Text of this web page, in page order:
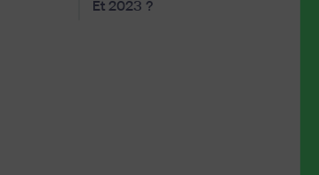
Et 2023 ?